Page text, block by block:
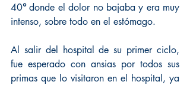
40° donde el dolor no bajaba y era muy
intenso, sobre todo en el estómago.
Al salir del hospital de su primer ciclo,
fue esperado con ansias por todos sus
primas que lo visitaron en el hospital, ya